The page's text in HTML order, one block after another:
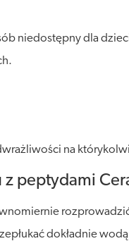
niedostępny dla
na
peptydami
dokładnie